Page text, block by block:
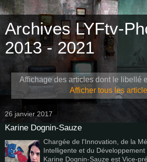
Archives LYFtv-
2013 - 2021
Affichage des articles dont le libellé
Afficher tous les
26 janvier 2017
Karine Dognin-Sauze
Chargée de l'Innovation, de la
Intelligente et du Développement
Karine Dognin-Sauze est Vice-